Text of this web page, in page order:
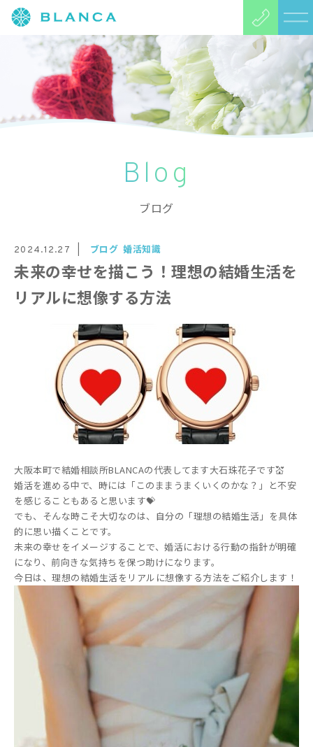
Blog
ブログ
2024.12.27 ブログ 婚活知識
未来の幸せを描こう！理想の結婚生活を
リアルに想像する方法
大阪本町で結婚相談所BLANCAの代表してます大石珠花子です💒
婚活を進める中で、時には「このままうまくいくのかな？」と不安
を感じることもあると思います💝
でも、そんな時こそ大切なのは、自分の「理想の結婚生活」を具体
的に思い描くことです。
未来の幸せをイメージすることで、婚活における行動の指針が明確
になり、前向きな気持ちを保つ助けになります。
今日は、理想の結婚生活をリアルに想像する方法をご紹介します！